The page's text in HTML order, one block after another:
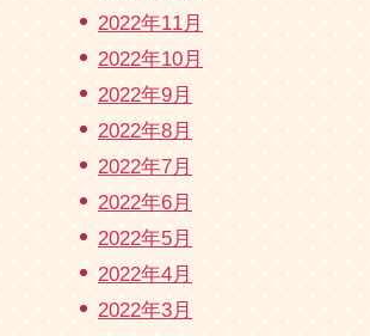
2022年11月
2022年10月
2022年9月
2022年8月
2022年7月
2022年6月
2022年5月
2022年4月
2022年3月